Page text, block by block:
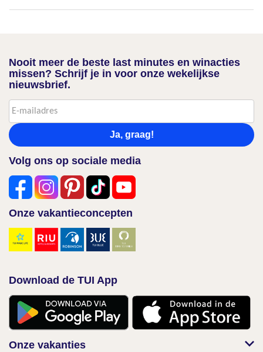
Nooit meer de beste last minutes en winacties
missen? Schrijf je in voor onze wekelijkse
nieuwsbrief.
Ja, graag!
Volg ons op sociale media
Onze vakantieconcepten
Download de TUI App
Onze vakanties